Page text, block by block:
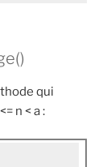
qui
n < a :